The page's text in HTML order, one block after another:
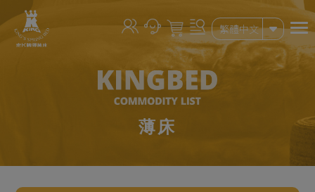
繁體中文
薄床
Cookie管理面板